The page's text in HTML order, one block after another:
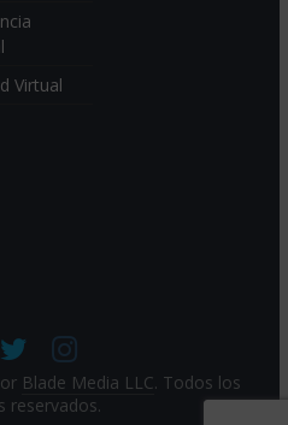
Virtual
Blade Media LLC. Todos los
reservados.